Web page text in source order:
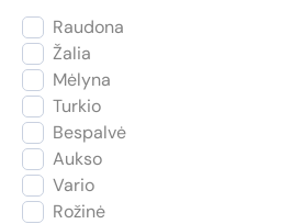
Raudona
Žalia
Mėlyna
Turkio
Bespalvė
Aukso
Vario
Rožinė